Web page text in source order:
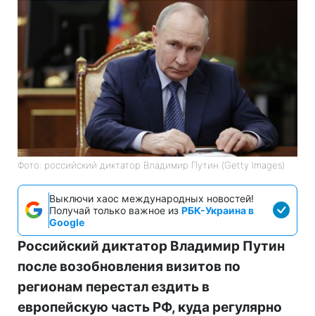
Фото: российский диктатор Владимир Путин (Getty Images)
Выключи хаос международных новостей!
Получай только важное из РБК-Украина в
Google
Российский диктатор Владимир Путин
после возобновления визитов по
регионам перестал ездить в
европейскую часть РФ, куда регулярно